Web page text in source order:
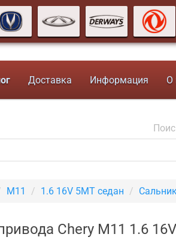
Доставка Информация О
M11 1.6 16V 5MT седан
Chery M11 1.6